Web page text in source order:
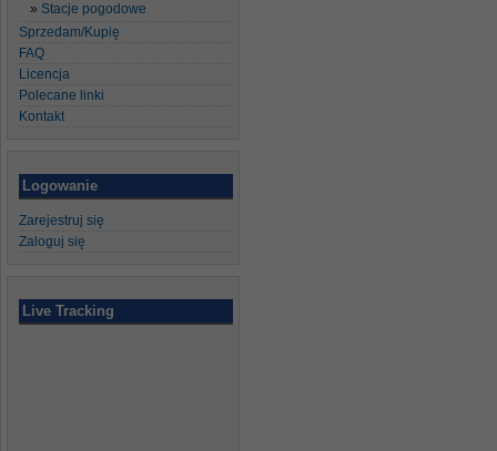
Stacje pogodowe
Sprzedam/Kupię
FAQ
Licencja
Polecane linki
Kontakt
Logowanie
Zarejestruj się
Zaloguj się
Live Tracking